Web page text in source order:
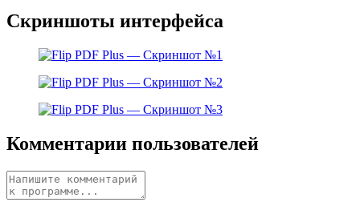
Скриншоты интерфейса
Комментарии пользователей